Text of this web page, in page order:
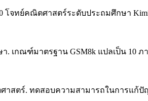
โจทย์คณิตศาสตร์ระดับประถมศึกษา
า. เกณฑ์มาตรฐาน GSM8k แปลเป็น 10 ภ
าสตร์. ทดสอบความสามารถในการแก้